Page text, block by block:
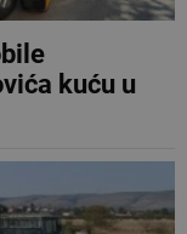
kuću u